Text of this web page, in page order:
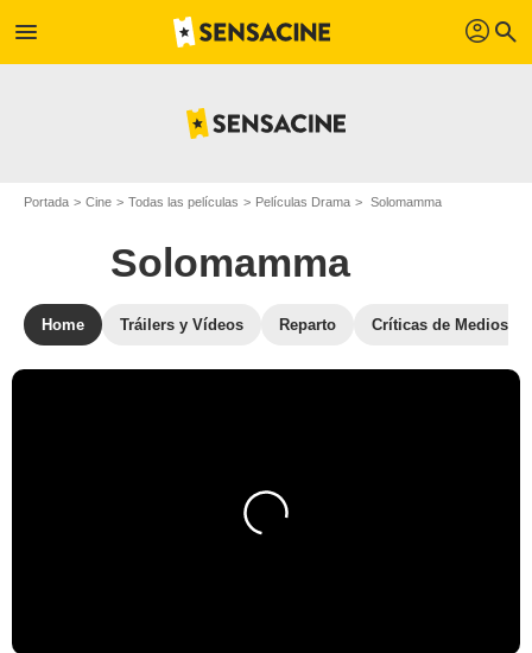
menu profil search
Portada Cine Todas las películas Películas Drama Solomamma
Solomamma
Home Tráilers y Vídeos Reparto Críticas de Medios